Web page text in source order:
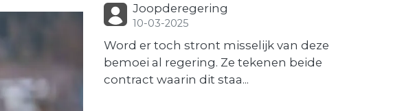
Joopderegering
10-03-2025
Word er toch stront misselijk van deze
bemoei al regering. Ze tekenen beide
contract waarin dit staa...